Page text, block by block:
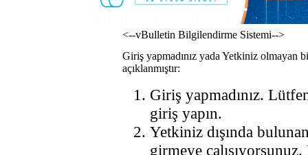
<--vBulletin Bilgilendirme Sistemi-->
Giriş yapmadınız yada Yetkiniz olmayan
açıklanmıştır:
Giriş yapmadınız.
giriş yapın.
Yetkiniz dışında
girmeye